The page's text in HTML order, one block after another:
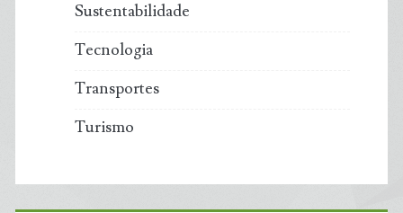
Sustentabilidade
Tecnologia
Transportes
Turismo